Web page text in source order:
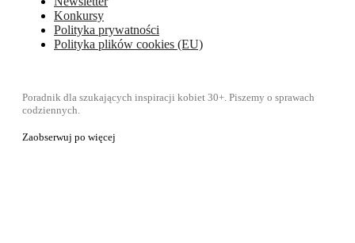
Konkursy
Polityka prywatności
Polityka plików cookies (EU)
Poradnik dla szukających inspiracji kobiet 30+. Piszemy o sprawach
codziennych.
Zaobserwuj po więcej